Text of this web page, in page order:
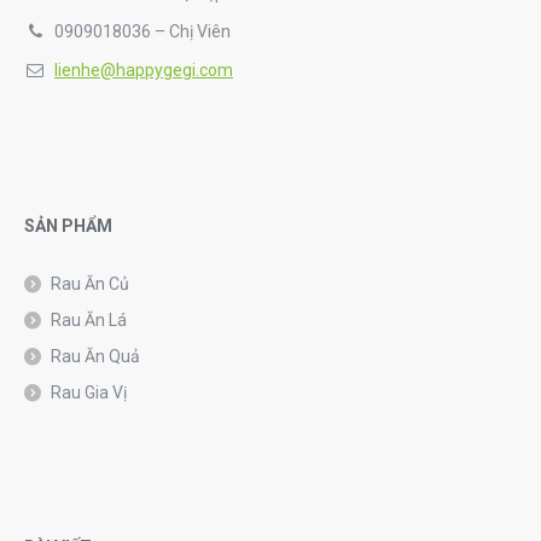
0909018036 – Chị Viên
lienhe@happygegi.com
SẢN PHẨM
Rau Ăn Củ
Rau Ăn Lá
Rau Ăn Quả
Rau Gia Vị